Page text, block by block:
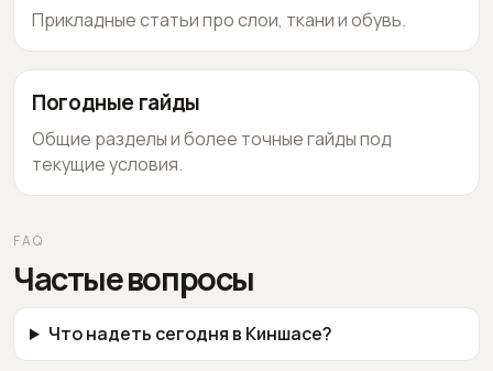
Прикладные статьи про слои, ткани и обувь.
Погодные гайды
Общие разделы и более точные гайды под
текущие условия.
FAQ
Частые вопросы
Что надеть сегодня в Киншасе?